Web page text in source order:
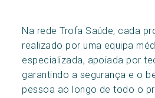
Na rede Trofa Saúde, cada
realizado por uma equipa
especializada, apoiada por
garantindo a segurança e o
pessoa ao longo de todo o